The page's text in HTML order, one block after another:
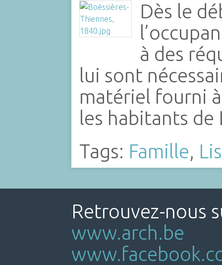
Dès le
à des
lui sont
matériel fourni
les habitants de
Tags: Famille,
Retrouvez-nous
www.arch.be